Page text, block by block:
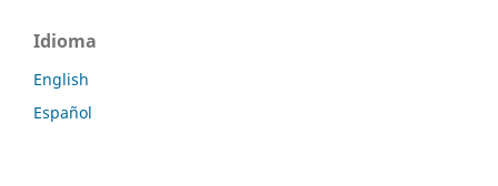
Idioma
English
Español